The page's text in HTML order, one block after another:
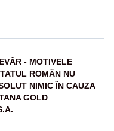
- MOTIVELE
ROMÂN NU
NIMIC ÎN CAUZA
GOLD